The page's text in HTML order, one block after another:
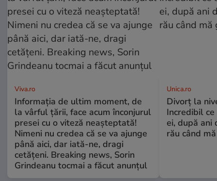
Viva.ro
Informația de ultim moment, de
la vârful țării, face acum înconjurul
presei cu o viteză neașteptată!
Nimeni nu credea că se va ajunge
până aici, dar iată-ne, dragi
cetățeni. Breaking news, Sorin
Grindeanu tocmai a făcut anunțul
Unica.ro
Divorț la
Incredibil
ei, după ani
rău când